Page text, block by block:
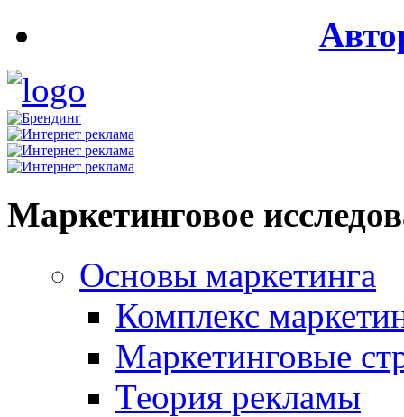
Маркетинговое
Основы маркетинга
Комплекс
Маркетинговые
Теория рекламы